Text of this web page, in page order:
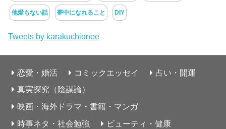
他愛もない話 夢中になれること DIY
Tweets by karakuchionee
恋愛・婚活 コミックエッセイ
占い・開運
真実探究（陰謀論）
映画・海外ドラマ・書籍・マンガ
時事ネタ・社会勉強
ビューティ・健康